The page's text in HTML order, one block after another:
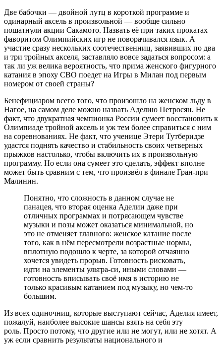
Две бабочки — двойной лутц в короткой программе и
одинарный аксель в произвольной — вообще сильно
пошатнули акции Сакамото. Назвать её при таких прокатах
фаворитом Олимпийских игр не поворачивался язык. А
участие сразу нескольких соотечественниц, заявивших по два
и три тройных акселя, заставляло вовсе задаться вопросом: а
так ли уж велика вероятность, что прима женского фигурного
катания в эпоху СВО поедет на Игры в Милан под первым
номером от своей страны?
Бенефициаром всего того, что произошло на женском льду в
Нагое, на самом деле можно назвать Аделию Петросян. Не
факт, что двукратная чемпионка России сумеет восстановить к
Олимпиаде тройной аксель и уж тем более справиться с ним
на соревнованиях. Не факт, что ученице Этери Тутберидзе
удастся поднять качество и стабильность своих четверных
прыжков настолько, чтобы включить их в произвольную
программу. Но если она сумеет это сделать, эффект вполне
может быть сравним с тем, что произвёл в финале Гран-при
Малинин.
Понятно, что сложность в данном случае не
панацея, что вторая оценка Аделии даже при
отличных программах и потрясающем чувстве
музыки и позы может оказаться минимальной, но
это не отменяет главного: женское катание после
того, как в нём пересмотрели возрастные нормы,
вплотную подошло к черте, за которой отчаянно
хочется увидеть прорыв. Готовность рисковать,
идти на элементы ультра-си, иными словами —
готовность вписывать своё имя в историю не
только красивым катанием под музыку, но чем-то
большим.
Из всех одиночниц, которые выступают сейчас, Аделия имеет,
пожалуй, наиболее высокие шансы взять на себя эту
роль. Просто потому, что другие или не могут, или не хотят. А
уж если сравнить результаты национального и